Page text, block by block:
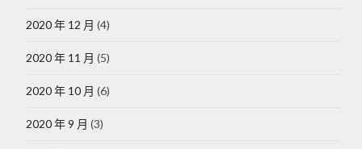
2020 年 12 月 (4)
2020 年 11 月 (5)
2020 年 10 月 (6)
2020 年 9 月 (3)